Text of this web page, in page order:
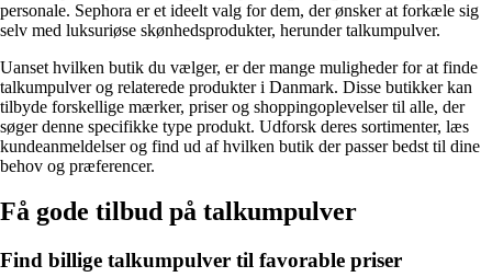
personale. Sephora er et ideelt valg for dem, der ønsker at forkæle sig
selv med luksuriøse skønhedsprodukter, herunder talkumpulver.
Uanset hvilken butik du vælger, er der mange muligheder for at finde
talkumpulver og relaterede produkter i Danmark. Disse butikker kan
tilbyde forskellige mærker, priser og shoppingoplevelser til alle, der
søger denne specifikke type produkt. Udforsk deres sortimenter, læs
kundeanmeldelser og find ud af hvilken butik der passer bedst til dine
behov og præferencer.
Få gode tilbud på talkumpulver
Find billige talkumpulver til favorable priser